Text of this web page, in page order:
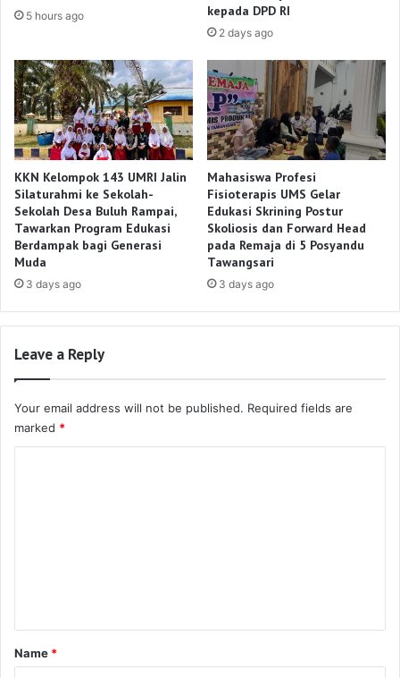
5 hours ago
kepada DPD RI
2 days ago
KKN Kelompok 143 UMRI Jalin
Silaturahmi ke Sekolah-
Sekolah Desa Buluh Rampai,
Tawarkan Program Edukasi
Berdampak bagi Generasi
Muda
3 days ago
Mahasiswa Profesi
Fisioterapis UMS Gelar
Edukasi Skrining Postur
Skoliosis dan Forward Head
pada Remaja di 5 Posyandu
Tawangsari
3 days ago
Leave a Reply
Your email address will not be published. Required fields are
marked *
*
Name *